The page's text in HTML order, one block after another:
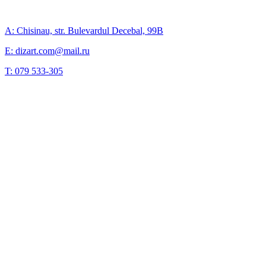
A: Chisinau, str. Bulevardul Decebal, 99B
E: dizart.com@mail.ru
T: 079 533-305